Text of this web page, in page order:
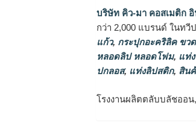
บริษัท คิว-มา คอสเมติก
กว่า 2,000 แบรนด์ ในทวี
แก้ว, กระปุกอะคริลิค ขว
หลอดลิป หลอดโฟม, แท่
ปกลอส, แท่งลิปสติก, สิน
โรงงานผลิตตลับบลัชออ